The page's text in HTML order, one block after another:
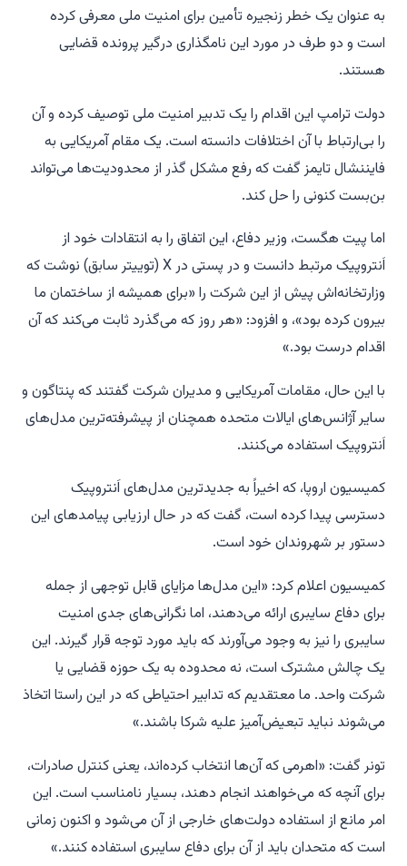
به عنوان یک خطر زنجیره تأمین برای امنیت ملی معرفی کرده
است و دو طرف در مورد این نامگذاری درگیر پرونده قضایی
هستند.
دولت ترامپ این اقدام را یک تدبیر امنیت ملی توصیف کرده و آن
را بی‌ارتباط با آن اختلافات دانسته است. یک مقام آمریکایی به
فایننشال تایمز گفت که رفع مشکل گذر از محدودیت‌ها می‌تواند
بن‌بست کنونی را حل کند.
اما پیت هگست، وزیر دفاع، این اتفاق را به انتقادات خود از
اَنتروپیک مرتبط دانست و در پستی در X (توییتر سابق) نوشت که
وزارتخانه‌اش پیش از این شرکت را «برای همیشه از ساختمان ما
بیرون کرده بود»، و افزود: «هر روز که می‌گذرد ثابت می‌کند که آن
اقدام درست بود.»
با این حال، مقامات آمریکایی و مدیران شرکت گفتند که پنتاگون و
سایر آژانس‌های ایالات متحده همچنان از پیشرفته‌ترین مدل‌های
اَنتروپیک استفاده می‌کنند.
کمیسیون اروپا، که اخیراً به جدیدترین مدل‌های اَنتروپیک
دسترسی پیدا کرده است، گفت که در حال ارزیابی پیامدهای این
دستور بر شهروندان خود است.
کمیسیون اعلام کرد: «این مدل‌ها مزایای قابل توجهی از جمله
برای دفاع سایبری ارائه می‌دهند، اما نگرانی‌های جدی امنیت
سایبری را نیز به وجود می‌آورند که باید مورد توجه قرار گیرند. این
یک چالش مشترک است، نه محدوده به یک حوزه قضایی یا
شرکت واحد. ما معتقدیم که تدابیر احتیاطی که در این راستا اتخاذ
می‌شوند نباید تبعیض‌آمیز علیه شرکا باشند.»
تونر گفت: «اهرمی که آن‌ها انتخاب کرده‌اند، یعنی کنترل صادرات،
برای آنچه که می‌خواهند انجام دهند، بسیار نامناسب است. این
امر مانع از استفاده دولت‌های خارجی از آن می‌شود و اکنون زمانی
است که متحدان باید از آن برای دفاع سایبری استفاده کنند.»